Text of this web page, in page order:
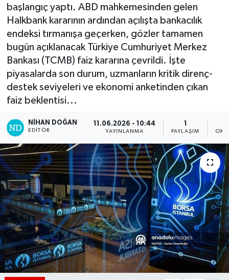
başlangıç yaptı. ABD mahkemesinden gelen
Halkbank kararının ardından açılışta bankacılık
endeksi tırmanışa geçerken, gözler tamamen
bugün açıklanacak Türkiye Cumhuriyet Merkez
Bankası (TCMB) faiz kararına çevrildi. İşte
piyasalarda son durum, uzmanların kritik direnç-
destek seviyeleri ve ekonomi anketinden çıkan
faiz beklentisi...
NIHAN DOĞAN
EDITÖR
11.06.2026 - 10:44
YAYINLANMA
1
PAYLAŞIM